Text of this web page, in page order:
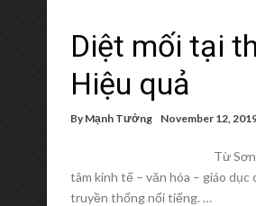
Diệt mối tại
Hiệu quả
By Mạnh Tưởng November 12,
Từ
tâm kinh tế – văn hóa – giáo
truyền thống nổi tiếng. …